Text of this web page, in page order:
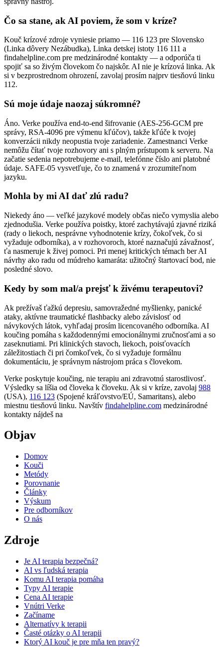
Čo sa stane, ak AI poviem, že som v kríze?
Kouč krízové zdroje vyniesie priamo — 116 123 pre Slovensko
(Linka dôvery Nezábudka), Linka detskej istoty 116 111 a
findahelpline.com pre medzinárodné kontakty — a odporúča ti
spojiť sa so živým človekom čo najskôr. AI nie je krízová linka. Ak
si v bezprostrednom ohrození, zavolaj prosím najprv tiesňovú linku
112.
Sú moje údaje naozaj súkromné?
Áno. Verke používa end-to-end šifrovanie (AES-256-GCM pre
správy, RSA-4096 pre výmenu kľúčov), takže kľúče k tvojej
konverzácii nikdy neopustia tvoje zariadenie. Zamestnanci Verke
nemôžu čítať tvoje rozhovory ani s plným prístupom k serveru. Na
začatie sedenia nepotrebujeme e-mail, telefónne číslo ani platobné
údaje. SAFE-05 vysvetľuje, čo to znamená v zrozumiteľnom
jazyku.
Mohla by mi AI dať zlú radu?
Niekedy áno — veľké jazykové modely občas niečo vymyslia alebo
zjednodušia. Verke používa poistky, ktoré zachytávajú zjavné riziká
(rady o liekoch, nesprávne vyhodnotenie krízy, čokoľvek, čo si
vyžaduje odborníka), a v rozhovoroch, ktoré naznačujú závažnosť,
ťa nasmeruje k živej pomoci. Pri menej kritických témach ber AI
návrhy ako radu od múdreho kamaráta: užitočný štartovací bod, nie
posledné slovo.
Kedy by som mal/a prejsť k živému terapeutovi?
Ak prežívaš ťažkú depresiu, samovražedné myšlienky, panické
ataky, aktívne traumatické flashbacky alebo závislosť od
návykových látok, vyhľadaj prosím licencovaného odborníka. AI
koučing pomáha s každodennými emocionálnymi zručnosťami a so
zaseknutiami. Pri klinických stavoch, liekoch, poisťovacích
záležitostiach či pri čomkoľvek, čo si vyžaduje formálnu
dokumentáciu, je správnym nástrojom práca s človekom.
Verke poskytuje koučing, nie terapiu ani zdravotnú starostlivosť.
Výsledky sa líšia od človeka k človeku. Ak si v kríze, zavolaj 988
(USA), 116 123 (Spojené kráľovstvo/EÚ, Samaritans), alebo
miestnu tiesňovú linku. Navštív findahelpline.com medzinárodné
kontakty nájdeš na
Objav
Domov
Kouči
Metódy
Porovnanie
Články
Výskum
Pre odborníkov
O nás
Zdroje
Je AI terapia bezpečná?
AI vs ľudská terapia
Komu AI terapia pomáha
Typy AI terapie
Cena AI terapie
Vnútri Verke
Začíname
Alternatívy k terapii
Časté otázky o AI terapii
Ktorý AI kouč je pre mňa ten pravý?